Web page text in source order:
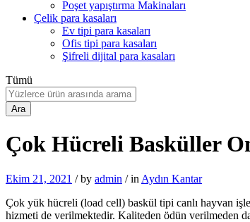
Poşet yapıştırma Makinaları
Çelik para kasaları
Ev tipi para kasaları
Ofis tipi para kasaları
Şifreli dijital para kasaları
Tümü
Ara
Çok Hücreli Basküller
Ekim 21, 2021 /by admin /in Aydın Kantar
Çok yük hücreli (load cell) baskül tipi canlı hayvan
hizmeti de verilmektedir. Kaliteden ödün verilmeden